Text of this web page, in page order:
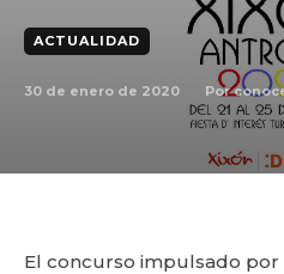
ACTUALIDAD
30 de enero de 2020 Por
El concurso impulsado por